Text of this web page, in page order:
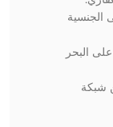
الجنسية
البحر
شبكة